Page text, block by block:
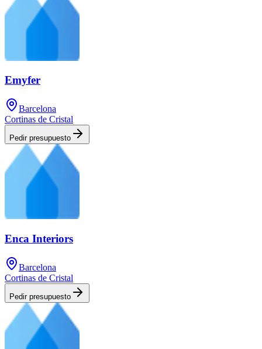
Emyfer
Barcelona
Cortinas de Cristal
Pedir presupuesto
Enca Interiors
Barcelona
Cortinas de Cristal
Pedir presupuesto